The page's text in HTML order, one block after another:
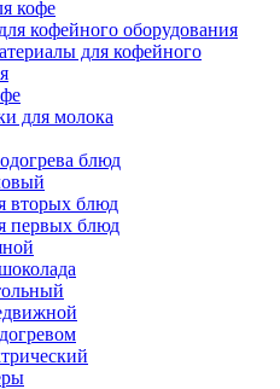
кофе
кофейного оборудования
для кофейного
для молока
блюд
вторых блюд
первых блюд